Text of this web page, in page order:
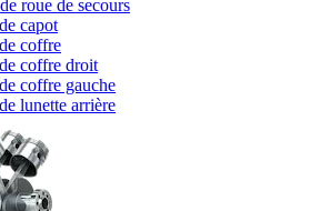
roue de secours
capot
coffre
coffre droit
coffre gauche
lunette arrière